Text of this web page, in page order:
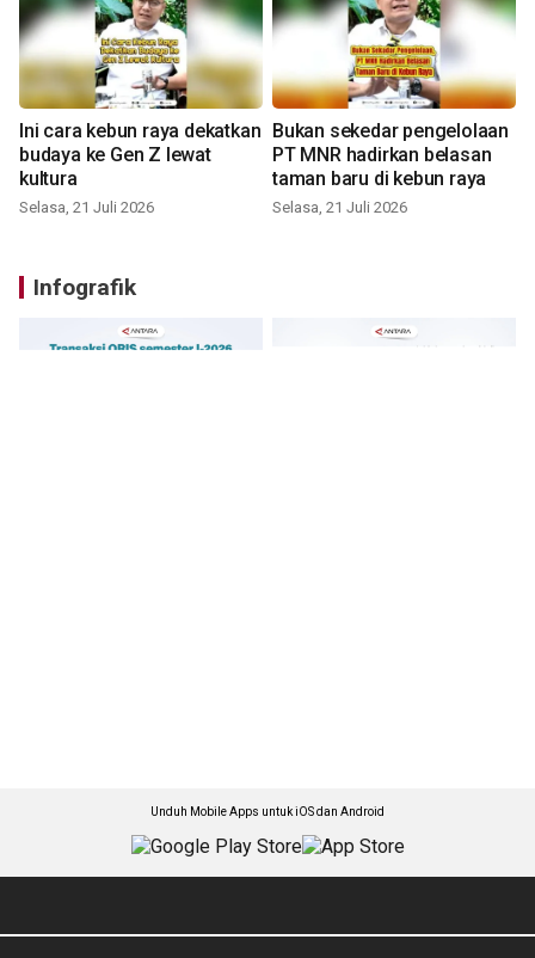
Ini cara kebun raya dekatkan
budaya ke Gen Z lewat
kultura
Selasa, 21 Juli 2026
Bukan sekedar pengelolaan
PT MNR hadirkan belasan
taman baru di kebun raya
Selasa, 21 Juli 2026
Infografik
Unduh Mobile Apps untuk iOS dan Android